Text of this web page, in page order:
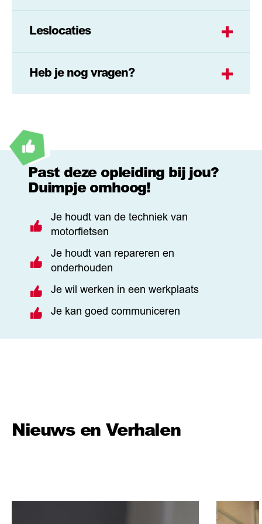
Leslocaties
Heb je nog vragen?
Past deze opleiding bij jou?
Duimpje omhoog!
Je houdt van de techniek van
motorfietsen
Je houdt van repareren en
onderhouden
Je wil werken in een werkplaats
Je kan goed communiceren
Nieuws en Verhalen